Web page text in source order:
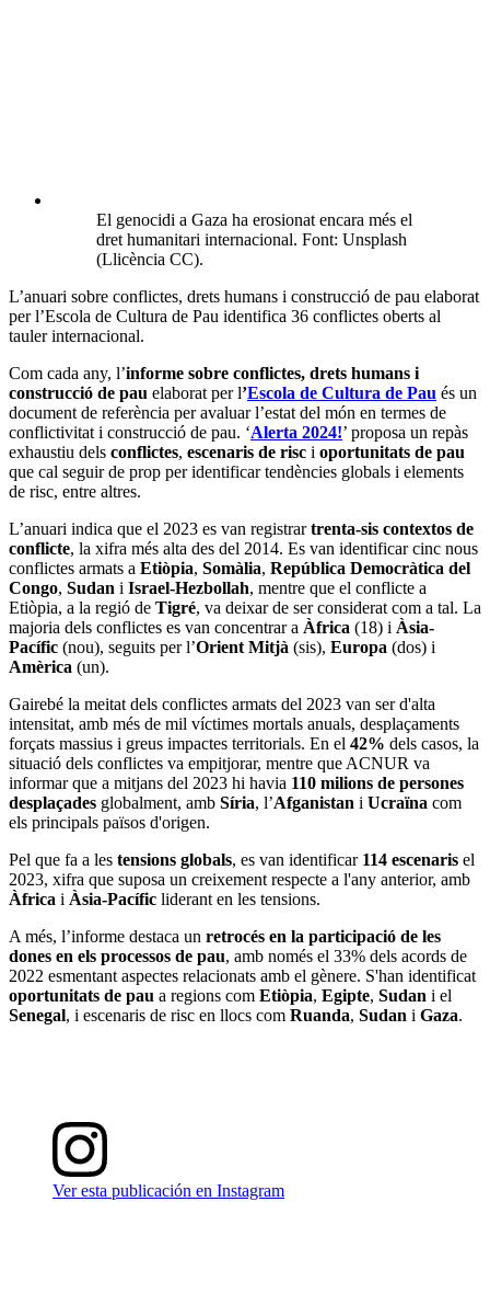
El genocidi a Gaza ha erosionat encara més el
dret humanitari internacional. Font: Unsplash
(Llicència CC).
L’anuari sobre conflictes, drets humans i construcció de pau elaborat
per l’Escola de Cultura de Pau identifica 36 conflictes oberts al
tauler internacional.
Com cada any, l’informe sobre conflictes, drets humans i
construcció de pau elaborat per l’Escola de Cultura de Pau és un
document de referència per avaluar l’estat del món en termes de
conflictivitat i construcció de pau. ‘Alerta 2024!’ proposa un repàs
exhaustiu dels conflictes, escenaris de risc i oportunitats de pau
que cal seguir de prop per identificar tendències globals i elements
de risc, entre altres.
L’anuari indica que el 2023 es van registrartrenta-sis contextos de
conflicte, la xifra més alta des del 2014. Es van identificar cinc nous
conflictes armats a Etiòpia, Somàlia, República Democràtica del
Congo, Sudan i Israel-Hezbollah, mentre que el conflicte a
Etiòpia, a la regió de Tigré, va deixar de ser considerat com a tal. La
majoria dels conflictes es van concentrar a Àfrica (18) i Àsia-
Pacífic (nou), seguits per l’Orient Mitjà (sis), Europa (dos) i
Amèrica (un).
Gairebé la meitat dels conflictes armats del 2023 van ser d'alta
intensitat, amb més de mil víctimes mortals anuals, desplaçaments
forçats massius i greus impactes territorials. En el 42% dels casos, la
situació dels conflictes va empitjorar, mentre que ACNUR va
informar que a mitjans del 2023 hi havia 110 milions de persones
desplaçades globalment, amb Síria, l’Afganistan i Ucraïna com
els principals països d'origen.
Pel que fa a les tensions globals, es van identificar 114 escenaris el
2023, xifra que suposa un creixement respecte a l'any anterior, amb
Àfrica i Àsia-Pacífic liderant en les tensions.
A més, l’informe destaca un retrocés en la participació de les
dones en els processos de pau, amb només el 33% dels acords de
2022 esmentant aspectes relacionats amb el gènere. S'han identificat
oportunitats de pau a regions com Etiòpia, Egipte, Sudan i el
Senegal, i escenaris de risc en llocs com Ruanda, Sudan i Gaza.
Ver esta publicación en Instagram